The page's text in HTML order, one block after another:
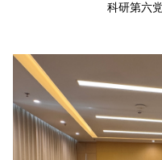
科研第六